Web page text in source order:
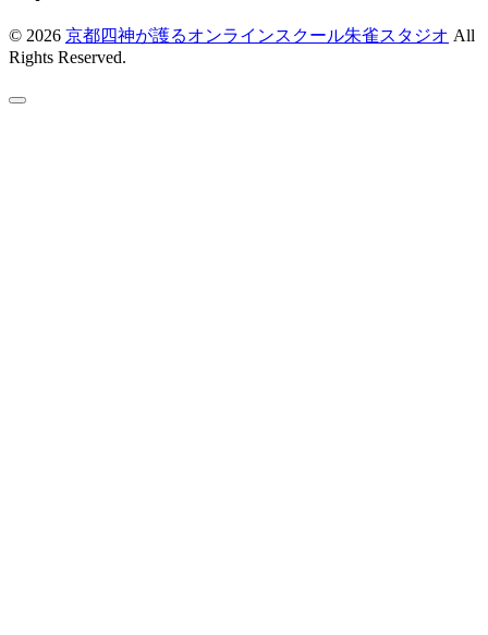
© 2026 京都四神が護るオンラインスクール朱雀スタジオ All
Rights Reserved.